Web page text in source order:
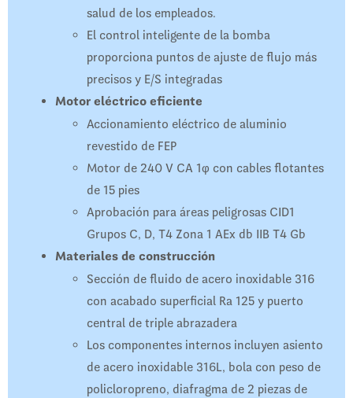
salud de los empleados.
El control inteligente de la bomba
proporciona puntos de ajuste de flujo más
precisos y E/S integradas
Motor eléctrico eficiente
Accionamiento eléctrico de aluminio
revestido de FEP
Motor de 240 V CA 1φ con cables flotantes
de 15 pies
Aprobación para áreas peligrosas CID1
Grupos C, D, T4 Zona 1 AEx db IIB T4 Gb
Materiales de construcción
Sección de fluido de acero inoxidable 316
con acabado superficial Ra 125 y puerto
central de triple abrazadera
Los componentes internos incluyen asiento
de acero inoxidable 316L, bola con peso de
policloropreno, diafragma de 2 piezas de